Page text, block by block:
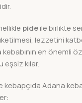
pideile birlikte
lezzetini
en önemli
kılar.
kebapçıda Adana